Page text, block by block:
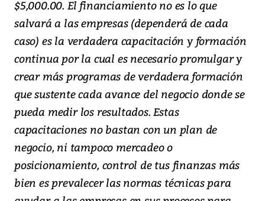
$5,000.00. El financiamiento no es lo que
salvará a las empresas (dependerá de cada
caso) es la verdadera capacitación y formación
continua por la cual es necesario promulgar y
crear más programas de verdadera formación
que sustente cada avance del negocio donde se
pueda medir los resultados. Estas
capacitaciones no bastan con un plan de
negocio, ni tampoco mercadeo o
posicionamiento, control de tus finanzas más
bien es prevalecer las normas técnicas para